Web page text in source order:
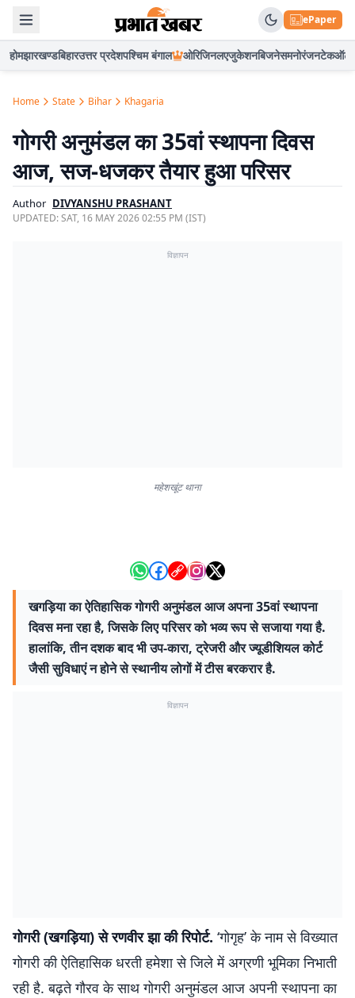
ePaper
होमझारखण्डबिहारउत्तर प्रदेशपश्चिम बंगाल ओरिजिनलएजुकेशनबिजनेसमनोरंजनटेकऑटो
Home State Bihar Khagaria
गोगरी अनुमंडल का 35वां स्थापना दिवस
आज, सज-धजकर तैयार हुआ परिसर
Author DIVYANSHU PRASHANT
UPDATED:SAT, 16 MAY 2026 02:55 PM (IST)
विज्ञापन
महेशखूंट थाना
खगड़िया का ऐतिहासिक गोगरी अनुमंडल आज अपना 35वां स्थापना
दिवस मना रहा है, जिसके लिए परिसर को भव्य रूप से सजाया गया है.
हालांकि, तीन दशक बाद भी उप-कारा, ट्रेजरी और ज्यूडीशियल कोर्ट
जैसी सुविधाएं न होने से स्थानीय लोगों में टीस बरकरार है.
विज्ञापन
गोगरी (खगड़िया) से रणवीर झा की रिपोर्ट. ‘गोगृह’ के नाम से विख्यात
गोगरी की ऐतिहासिक धरती हमेशा से जिले में अग्रणी भूमिका निभाती
रही है. बढ़ते गौरव के साथ गोगरी अनुमंडल आज अपनी स्थापना का